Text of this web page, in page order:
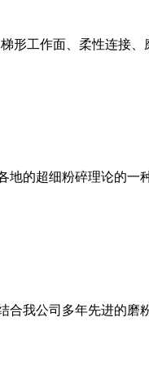
形工作面、柔性连接
的超细粉碎理论的
我公司多年先进的